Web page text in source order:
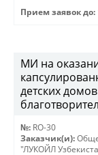
Прием заявок до:
МИ на
детских
№: RO-30
Заказчик(и):
"ЛУКОЙЛ